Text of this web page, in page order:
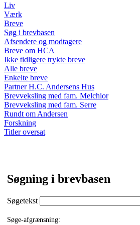
Liv
Værk
Breve
Søg i brevbasen
Afsendere og modtagere
Breve om HCA
Ikke tidligere trykte breve
Alle breve
Enkelte breve
Partner H.C. Andersens Hus
Brevveksling med fam. Melchior
Brevveksling med fam. Serre
Rundt om Andersen
Forskning
Titler oversat
Søgning i brevbasen
Søgetekst
Søge-afgrænsning: